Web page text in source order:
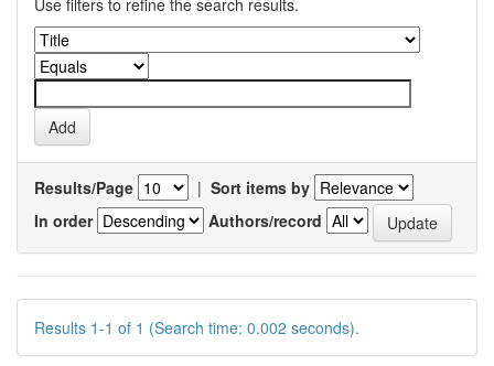
Use filters to refine the search results.
Results/Page | Sort items by
In order
Authors/record
Results 1-1 of 1 (Search time: 0.002 seconds).